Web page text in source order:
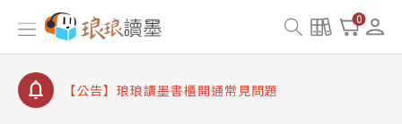
0
【公告】因 Readmoo 讀墨系統維護中，本站同步暫
停部分閱讀服務
【公告】琅琅讀墨數位閱讀資產合併與書櫃開通申請
【公告】琅琅讀墨書櫃開通常見問題